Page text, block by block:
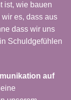
ist, wie bauen
es, dass aus
dass wir uns
Schuldgefühlen
auf